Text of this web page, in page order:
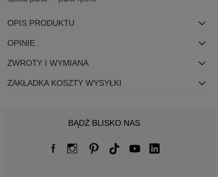
OPIS PRODUKTU
OPINIE
ZWROTY I WYMIANA
ZAKŁADKA KOSZTY WYSYŁKI
BĄDŹ BLISKO NAS